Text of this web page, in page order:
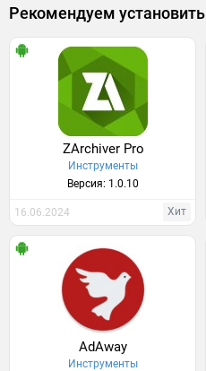
Рекомендуем установить
ZArchiver Pro
Инструменты
Версия: 1.0.10
16.06.2024 Хит
AdAway
Инструменты